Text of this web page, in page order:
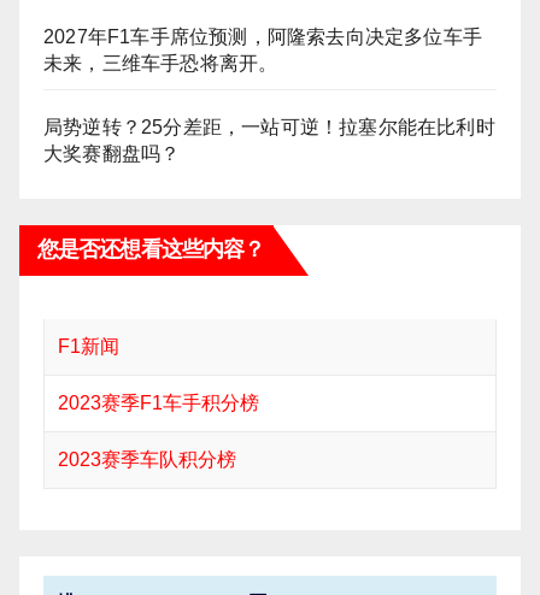
2027年F1车手席位预测，阿隆索去向决定多位车手
未来，三维车手恐将离开。
局势逆转？25分差距，一站可逆！拉塞尔能在比利时
大奖赛翻盘吗？
您是否还想看这些内容？
F1新闻
2023赛季F1车手积分榜
2023赛季车队积分榜